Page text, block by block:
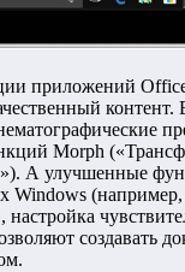
приложений
Morph
А улучшенные
Windows
настройка
создавать